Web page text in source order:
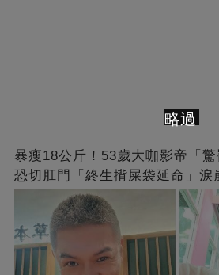
暴瘦18公斤！53歲大咖影帝「
恐切肛門「終生揹屎袋延命」淚
略過